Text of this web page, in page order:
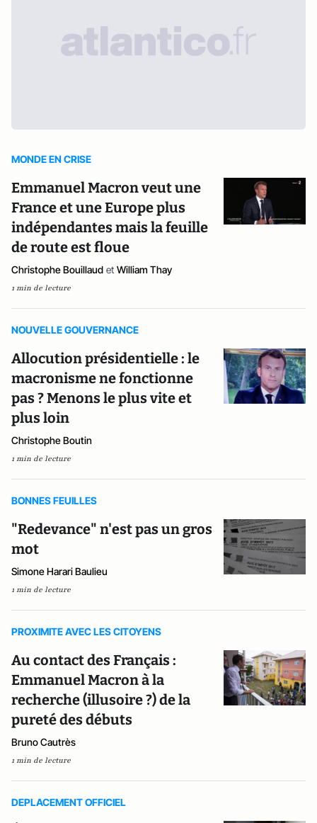
MONDE EN CRISE
Emmanuel Macron veut une
France et une Europe plus
indépendantes mais la feuille
de route est floue
Christophe Bouillaud et William Thay
1 min de lecture
NOUVELLE GOUVERNANCE
Allocution présidentielle : le
macronisme ne fonctionne
pas ? Menons le plus vite et
plus loin
Christophe Boutin
1 min de lecture
BONNES FEUILLES
"Redevance" n'est pas un gros
mot
Simone Harari Baulieu
1 min de lecture
PROXIMITE AVEC LES CITOYENS
Au contact des Français :
Emmanuel Macron à la
recherche (illusoire ?) de la
pureté des débuts
Bruno Cautrès
1 min de lecture
DEPLACEMENT OFFICIEL